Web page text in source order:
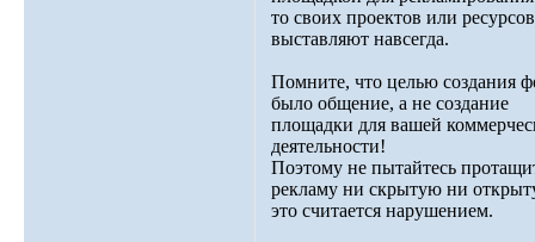
то своих проектов или
выставляют навсегда.
Помните, что целью создания
было общение, а не создание
площадки для вашей
деятельности!
Поэтому не пытайтесь
рекламу ни скрытую ни
это считается нарушением.